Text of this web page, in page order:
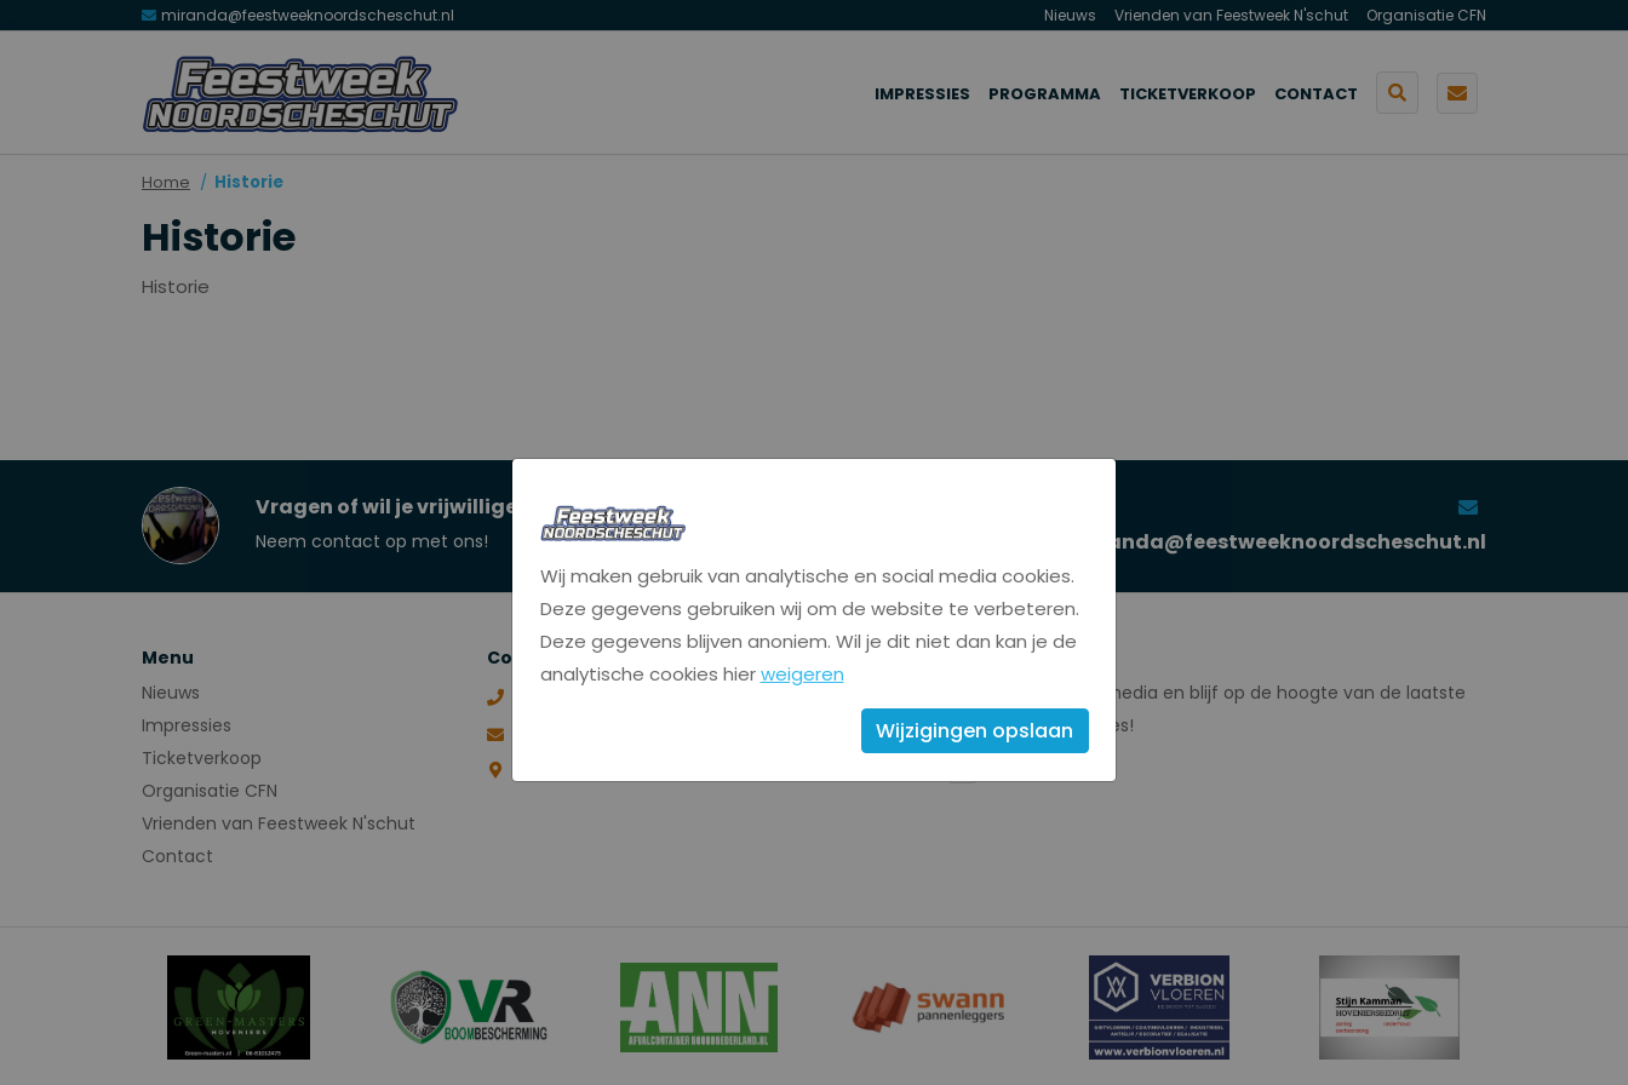
miranda@feestweeknoordscheschut.nl Nieuws Vrienden van Feestweek N'schut Organisatie CFN
IMPRESSIES PROGRAMMA TICKETVERKOOP CONTACT
Home Historie
Historie
Historie
Vragen of wil je vrijwilliger worden?
Neem contact op met ons! miranda@feestweeknoordscheschut.nl
Menu
Nieuws
Impressies
Ticketverkoop
Organisatie CFN
Vrienden van Feestweek N'schut
Contact
Contact
Blijf op de hoogte
Volg ons op social media en blijf op de hoogte van de laatste
nieuwtjes en updates!
Wij maken gebruik van analytische en social media cookies.
Deze gegevens gebruiken wij om de website te verbeteren.
Deze gegevens blijven anoniem. Wil je dit niet dan kan je de
analytische cookies hierweigeren
Wijzigingen opslaan